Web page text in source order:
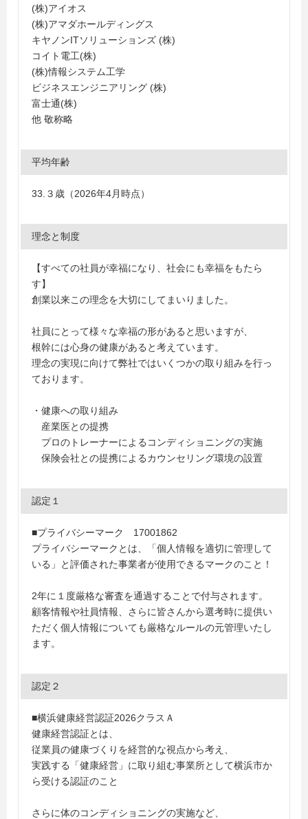
(株)アイオス
(株)アマダホールディングス
キヤノンITソリューションズ (株)
コイト電工(株)
(株)情報システム工学
ビジネスエンジニアリング (株)
富士通(株)
他 敬称略
平均年齢
33.３歳（2026年4月時点）
理念と制度
【すべての社員が幸福になり、社会にも幸福をもたら
す】
創業以来この理念を大切にしてまいりました。
社員にとって様々な幸福の形があると思いますが、
根幹には心身の健康があると考えています。
理念の実現に向けて弊社ではいくつかの取り組みを行っ
ております。
・健康への取り組み
産業医との提携
プロのトレーナーによるコンディショニングの実施
保険会社との提携によるカウンセリング環境の設置
認定１
■プライバシーマーク 17001862
プライバシーマークとは、「個人情報を適切に管理して
いる」と評価された事業者が使用できるマークのこと！
2年に１度厳格な審査を通過することで付与されます。
顧客情報や社員情報、さらに皆さんから選考時に提供い
ただく個人情報についても厳格なルールの元管理いたし
ます。
認定２
■横浜健康経営認証2026クラスＡ
健康経営認証とは、
従業員の健康づくりを経営的な視点から考え、
実践する「健康経営」に取り組む事業所として横浜市か
ら受ける認証のこと
さらに体のコンディショニングの実施など、